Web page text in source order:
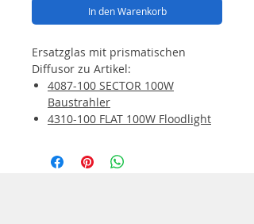
In den Warenkorb
Ersatzglas mit prismatischen
Diffusor zu Artikel:
4087-100 SECTOR 100W
Baustrahler
4310-100 FLAT 100W Floodlight